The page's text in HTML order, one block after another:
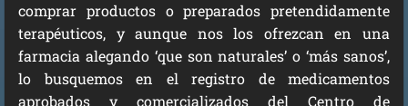
comprar productos o preparados pretendidamente
terapéuticos, y aunque nos los ofrezcan en una
farmacia alegando ‘que son naturales’ o ‘más sanos’,
lo busquemos en el registro de medicamentos
aprobados y comercializados del Centro de